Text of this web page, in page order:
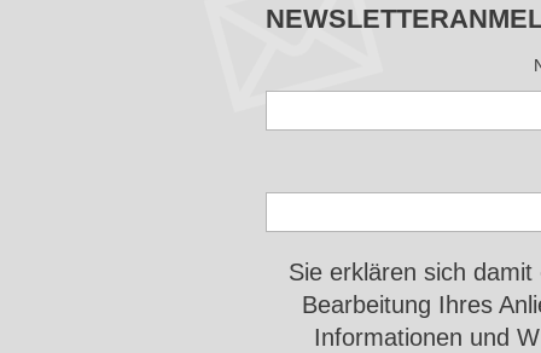
Sie erklären sich
Bearbeitung Ihres
Informationen und